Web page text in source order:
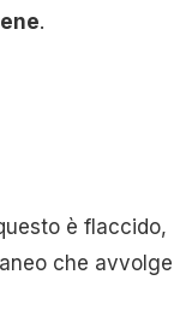
.
è flaccido,
che avvolge